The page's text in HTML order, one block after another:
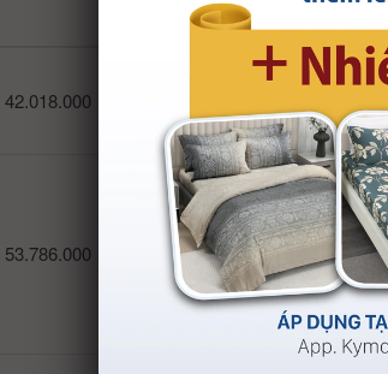
5%
42.018.000
53.786.000 51.090.000